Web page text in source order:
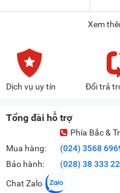
Xem
Dịch vụ uy tín Đổi trả
Tổng đài hỗ trợ
Mua hàng:
Bảo hành:
Phía Bắc &
(024) 3568
(028) 38 333
Chat Zalo